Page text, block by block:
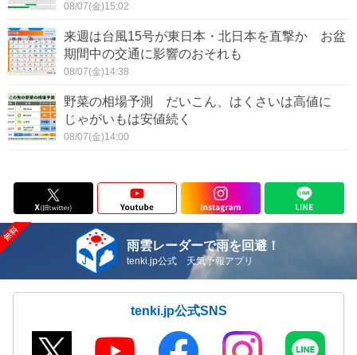
08/07(金)15:02
来週は台風15号が東日本・北日本を直撃か お盆
期間中の交通に影響のおそれも
08/07(金)14:38
野菜の相場予測 だいこん、はくさいは高値に
じゃがいもは安値続く
08/07(金)14:00
雨雲レーダーで雨を回避！
tenki.jp公式 天気予報アプリ
tenki.jp公式SNS